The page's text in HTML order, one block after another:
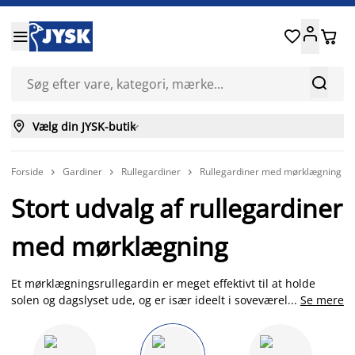


 
 Vælg din JYSK-butik
Forside  Gardiner  Rullegardiner  Rullegardiner med mørklægning
Stort udvalg af rullegardiner
med mørklægning
Et mørklægningsrullegardin er meget effektivt til at holde
solen og dagslyset ude, og er især ideelt i soveværelset og
velfungerende dag, og især lys har en stor effekt på din
søvnkvalitet. Hos JYSK finder du rullegardiner med
... Se mere